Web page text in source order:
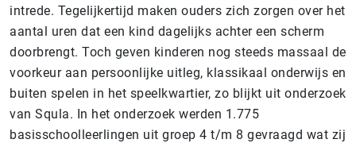
intrede. Tegelijkertijd maken ouders zich zorgen over het
aantal uren dat een kind dagelijks achter een scherm
doorbrengt. Toch geven kinderen nog steeds massaal de
voorkeur aan persoonlijke uitleg, klassikaal onderwijs en
buiten spelen in het speelkwartier, zo blijkt uit onderzoek
van Squla. In het onderzoek werden 1.775
basisschoolleerlingen uit groep 4 t/m 8 gevraagd wat zij